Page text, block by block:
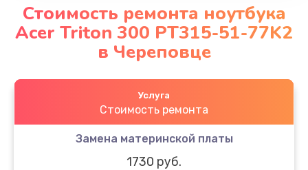
Стоимость ремонта ноутбука
Acer Triton 300 PT315-51-77K2
в Череповце
Услуга
Стоимость ремонта
Замена материнской платы
1730 руб.